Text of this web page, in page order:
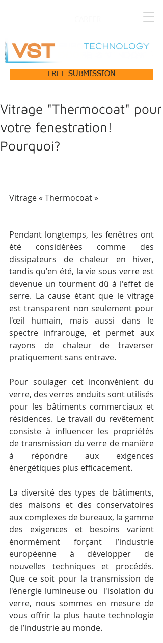
FREE SUBMISSION
Vitrage "Thermocoat" pour
votre fenestration!
Pourquoi?
Vitrage « Thermocoat »
Pendant longtemps, les fenêtres ont
été considérées comme des
dissipateurs de chaleur en hiver,
tandis qu'en été, la vie sous verre est
devenue un tourment dû à l'effet de
serre. La cause étant que le vitrage
est transparent non seulement pour
l'œil humain, mais aussi dans le
spectre infrarouge, et permet aux
rayons de chaleur de traverser
pratiquement sans entrave.
Pour soulager cet inconvénient du
verre, des verres enduits sont utilisés
pour les bâtiments commerciaux et
résidences. Le travail du revêtement
consiste à influencer les propriétés
de transmission du verre de manière
à répondre aux exigences
énergétiques plus efficacement.
La diversité des types de bâtiments,
des maisons et des conservatoires
aux complexes de bureaux, la gamme
des exigences et besoins varient
énormément forçant l’industrie
européenne à développer de
nouvelles techniques et procédés.
Que ce soit pour la transmission de
l'énergie lumineuse ou  l'isolation du
verre, nous sommes en mesure de
vous offrir la plus haute technologie
de l’industrie au monde.